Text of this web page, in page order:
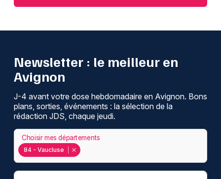
Newsletter : le meilleur en
Avignon
J-4 avant votre dose hebdomadaire en Avignon. Bons
plans, sorties, événements : la sélection de la
rédaction JDS, chaque jeudi.
84 - Vaucluse
Choisir mes départements